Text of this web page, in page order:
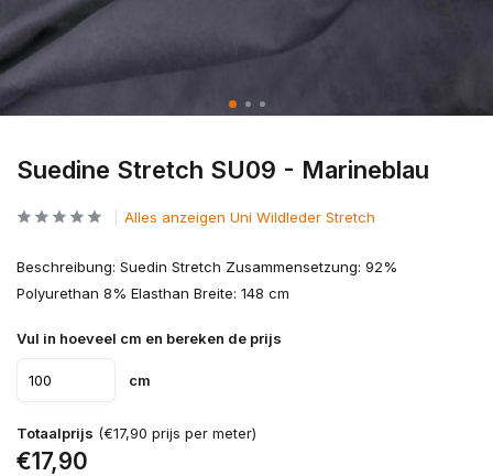
Suedine Stretch SU09 - Marineblau
Alles anzeigen Uni Wildleder Stretch
Beschreibung: Suedin Stretch Zusammensetzung: 92%
Polyurethan 8% Elasthan Breite: 148 cm
Vul in hoeveel cm en bereken de prijs
cm
Totaalprijs (€17,90 prijs per meter)
€17,90